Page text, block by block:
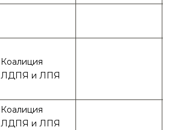
Коалиция
ЛДПЯ и ЛПЯ
Коалиция
ЛДПЯ и ЛПЯ